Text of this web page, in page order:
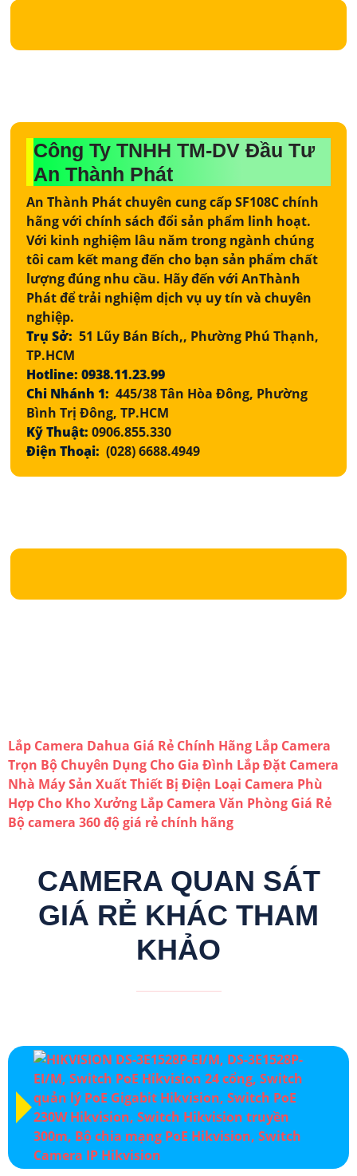
Công Ty TNHH TM-DV Đầu Tư
An Thành Phát
An Thành Phát chuyên cung cấp SF108C chính
hãng với chính sách đổi sản phẩm linh hoạt.
Với kinh nghiệm lâu năm trong ngành chúng
tôi cam kết mang đến cho bạn sản phẩm chất
lượng đúng nhu cầu. Hãy đến với AnThành
Phát để trải nghiệm dịch vụ uy tín và chuyên
nghiệp.
Trụ Sở: 51 Lũy Bán Bích,, Phường Phú Thạnh,
TP.HCM
Hotline: 0938.11.23.99
Chi Nhánh 1: 445/38 Tân Hòa Đông, Phường
Bình Trị Đông, TP.HCM
Kỹ Thuật: 0906.855.330
Điện Thoại: (028) 6688.4949
Lắp Camera Dahua Giá Rẻ Chính Hãng Lắp Camera
Trọn Bộ Chuyên Dụng Cho Gia Đình Lắp Đặt Camera
Nhà Máy Sản Xuất Thiết Bị Điện Loại Camera Phù
Hợp Cho Kho Xưởng Lắp Camera Văn Phòng Giá Rẻ
Bộ camera 360 độ giá rẻ chính hãng
CAMERA QUAN SÁT
GIÁ RẺ KHÁC THAM
KHẢO